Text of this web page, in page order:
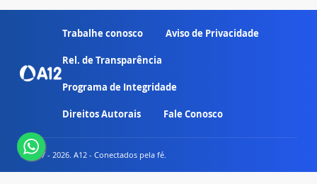
Trabalhe conosco Aviso de Privacidade
Rel. de Transparência
Programa de Integridade
Direitos Autorais Fale Conosco
© 2007 - 2026. A12 - Conectados pela fé.